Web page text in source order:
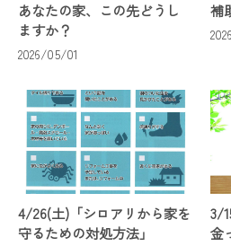
あなたの家、この先どうし
ますか？
2026/05/01
補
4/26(土)「シロアリから家を
守るための対処方法」
3/
金